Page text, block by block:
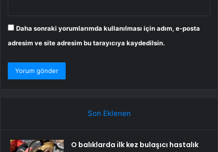
Daha sonraki yorumlarımda kullanılması için adım, e-posta
adresim ve site adresim bu tarayıcıya kaydedilsin.
Son Eklenen
O balıklarda ilk kez bulaşıcı hastalık